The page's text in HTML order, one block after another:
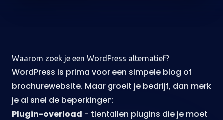
Waarom zoek je een WordPress alternatief?
WordPress is prima voor een simpele blog of
brochurewebsite. Maar groeit je bedrijf, dan merk
je al snel de beperkingen:
Plugin-overload - tientallen plugins die je moet